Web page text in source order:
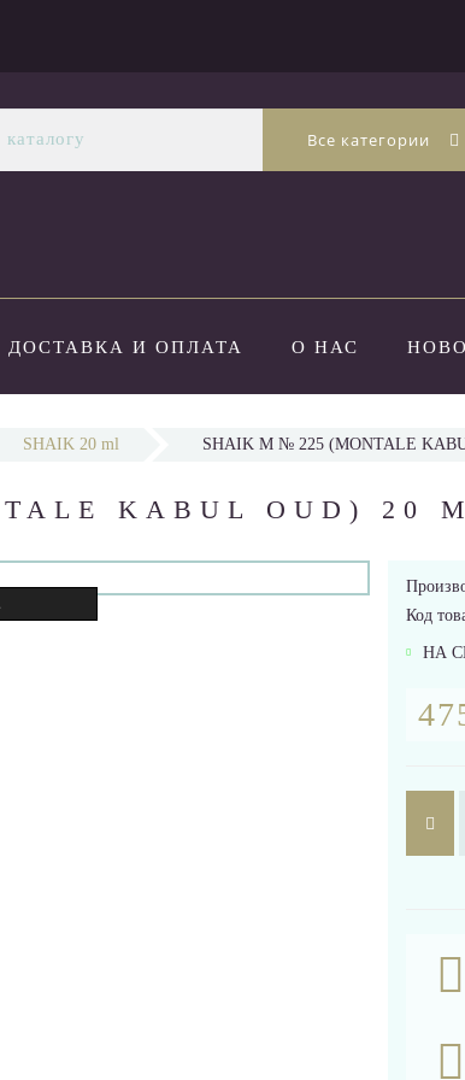
Все категории
ДОСТАВКА И ОПЛАТА О НАС
SHAIK 20 ml SHAIK M № 225 (MONTALE
KABUL OUD) 20
Код
НА